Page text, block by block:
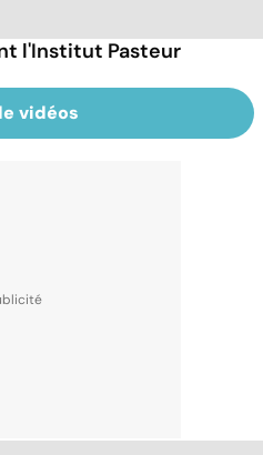
l'Institut Pasteur
vidéos